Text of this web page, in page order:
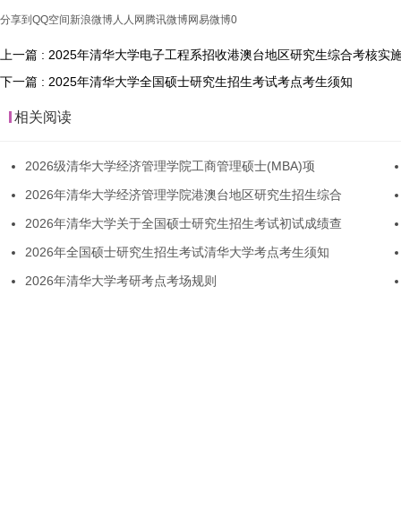
分享到 QQ空间 新浪微博人人网 腾讯微博网易微博0
上一篇 : 2025年清华大学电子工程系招收港澳台地区研究生综合考核实
下一篇 : 2025年清华大学全国硕士研究生招生考试考点考生须知
相关阅读
2026级清华大学经济管理学院工商管理硕士(MBA)项
2026年清华大学经济管理学院港澳台地区研究生招生综合
2026年清华大学关于全国硕士研究生招生考试初试成绩查
2026年全国硕士研究生招生考试清华大学考点考生须知
2026年清华大学考研考点考场规则